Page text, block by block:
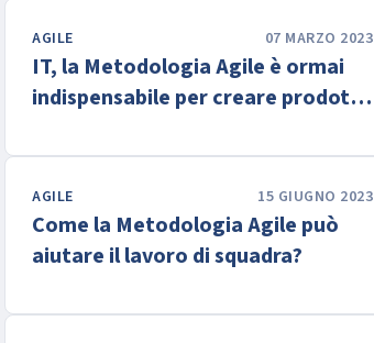
AGILE 07 MARZO 2023
IT, la Metodologia Agile è ormai
indispensabile per creare prodotti
AGILE 15 GIUGNO 2023
Come la Metodologia Agile può
aiutare il lavoro di squadra?